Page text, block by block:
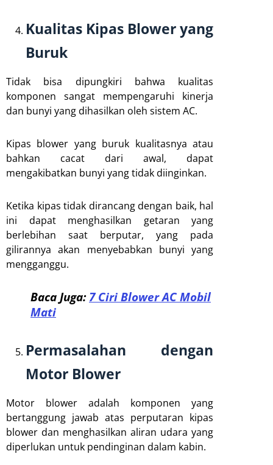
Kualitas Kipas Blower yang
Buruk
Tidak bisa dipungkiri bahwa kualitas
komponen sangat mempengaruhi kinerja
dan bunyi yang dihasilkan oleh sistem AC.
Kipas blower yang buruk kualitasnya atau
bahkan cacat dari awal, dapat
mengakibatkan bunyi yang tidak diinginkan.
Ketika kipas tidak dirancang dengan baik, hal
ini dapat menghasilkan getaran yang
berlebihan saat berputar, yang pada
gilirannya akan menyebabkan bunyi yang
mengganggu.
Baca Juga: 7 Ciri Blower AC Mobil
Mati
Permasalahan dengan
Motor Blower
Motor blower adalah komponen yang
bertanggung jawab atas perputaran kipas
blower dan menghasilkan aliran udara yang
diperlukan untuk pendinginan dalam kabin.